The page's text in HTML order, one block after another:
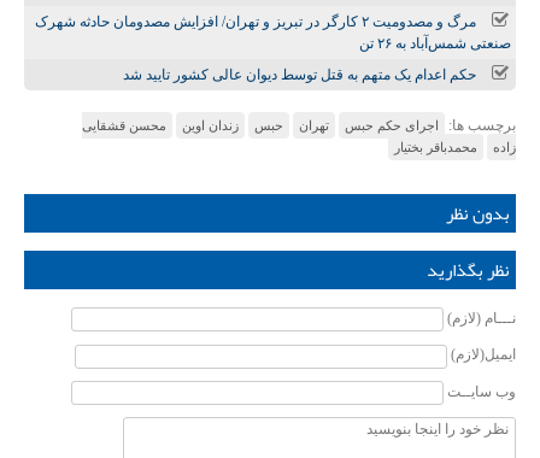
مرگ و مصدومیت ۲ کارگر در تبریز و تهران/ افزایش مصدومان حادثه شهرک
صنعتی شمس‌آباد به ۲۶ تن
حکم اعدام یک متهم به قتل توسط دیوان عالی کشور تایید شد
برچسب ها: اجرای حکم حبس تهران حبس زندان اوین
محسن قشقایی
زاده
محمدباقر بختیار
بدون نظر
نظر بگذارید
نـــام (لازم)
ایمیل(لازم)
وب سایــت